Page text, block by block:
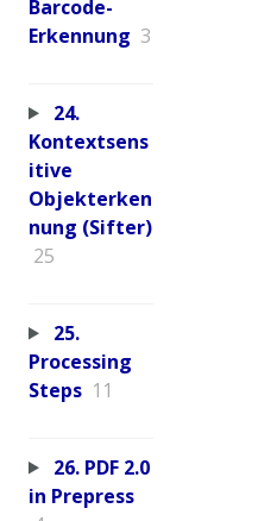
Barcode-
Erkennung 3
24.
Kontextsens
itive
Objekterken
nung (Sifter)
25
25.
Processing
Steps 11
26. PDF 2.0
in Prepress